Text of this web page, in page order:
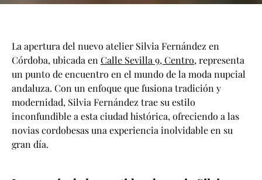
La apertura del nuevo atelier Silvia Fernández en
Córdoba, ubicada en Calle Sevilla 9, Centro, representa
un punto de encuentro en el mundo de la moda nupcial
andaluza. Con un enfoque que fusiona tradición y
modernidad, Silvia Fernández trae su estilo
inconfundible a esta ciudad histórica, ofreciendo a las
novias cordobesas una experiencia inolvidable en su
gran día.